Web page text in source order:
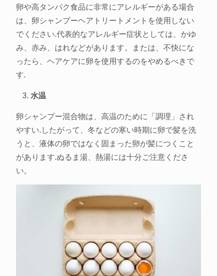
卵や高タンパク食品に非常にアレルギーがある場合
は、卵シャンプーヘアトリートメントを使用しない
でください.代表的なアレルギー症状としては、かゆ
み、赤み、はれなどがあります。または、不快にな
ったら、ヘアケアに卵を使用するのをやめるべきで
す.
水温
卵シャンプー混合物は、高温のために「調理」され
やすい.したがって、冬などの寒い時期に卵で髪を洗
うと、液体の卵ではなく固まった卵が髪につくこと
があります.ぬるま湯、熱湯には十分ご注意くださ
い。